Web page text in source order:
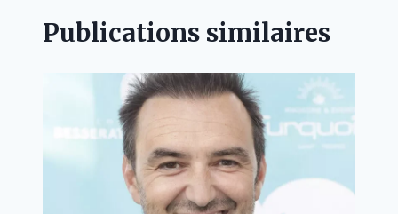
Publications similaires